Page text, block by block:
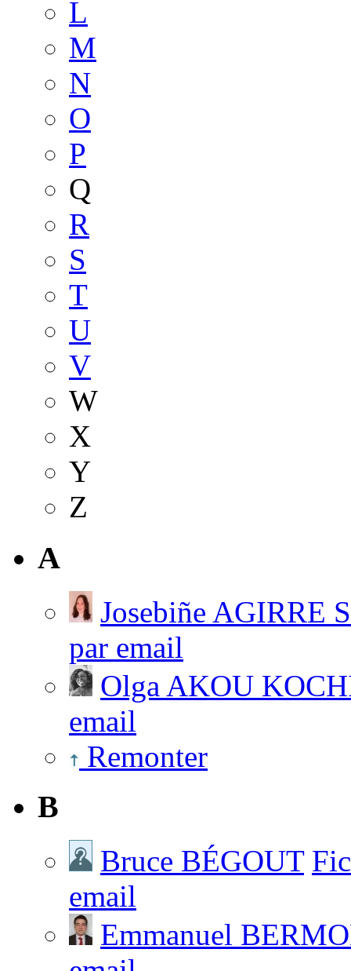
L
M
N
O
P
Q
R
S
T
U
V
W
X
Y
Z
A
Josebiñe AGIRRE
par email
Olga AKOU
email
Remonter
B
Bruce BÉGOUT
email
Emmanuel